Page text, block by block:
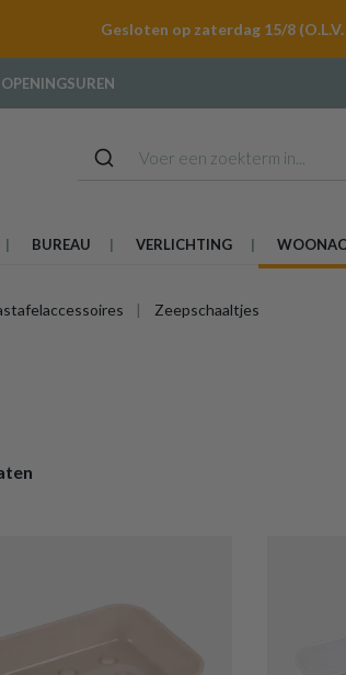
Gesloten op zaterdag 15/8
BUREAU VERLICHTING
Zeepschaaltjes